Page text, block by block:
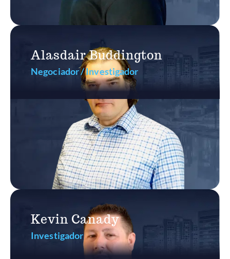
Alasdair Buddington
Negociador / Investigador
Kevin Canady
Investigador